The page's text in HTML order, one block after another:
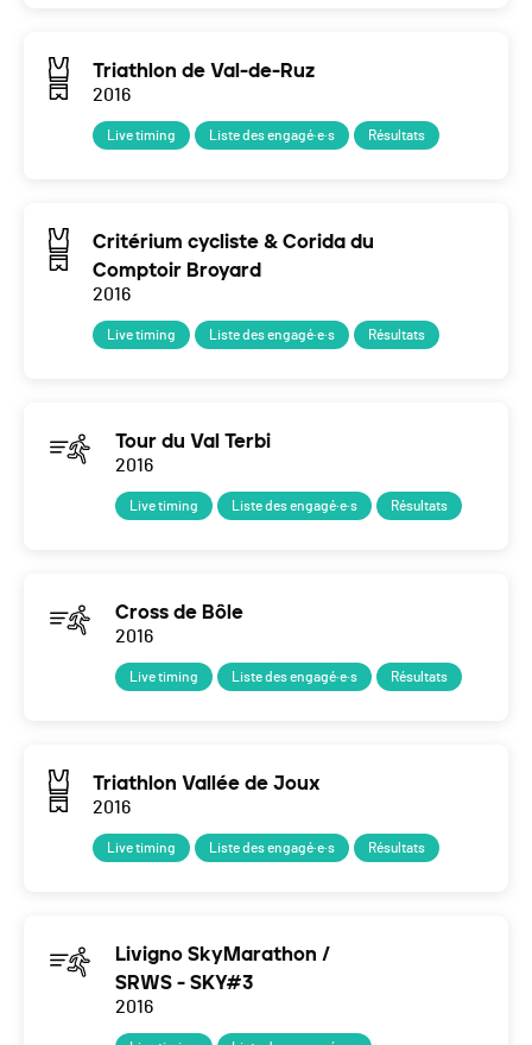
Triathlon de Val-de-Ruz
2016
Live timing Liste des engagé·e·s Résultats
Critérium cycliste & Corida du
Comptoir Broyard
2016
Live timing Liste des engagé·e·s Résultats
Tour du Val Terbi
2016
Live timing Liste des engagé·e·s Résultats
Cross de Bôle
2016
Live timing Liste des engagé·e·s Résultats
Triathlon Vallée de Joux
2016
Live timing Liste des engagé·e·s Résultats
Livigno SkyMarathon /
SRWS - SKY#3
2016